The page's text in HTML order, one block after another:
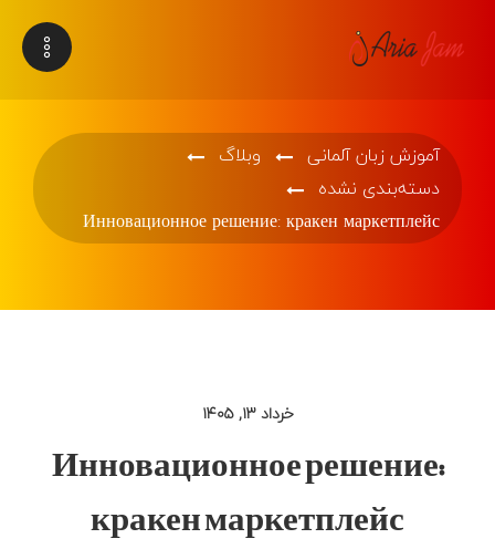
آموزش زبان آلمانی
وبلاگ
دسته‌بندی نشده
Инновационное решение: кракен маркетплейс
خرداد ۱۳, ۱۴۰۵
Инновационное решение:
кракен маркетплейс